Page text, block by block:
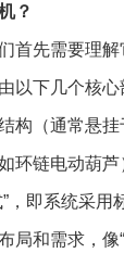
？
首先需要理
以下几个核
构（通常悬
环链电动葫
，即系统采用
局和需求，像